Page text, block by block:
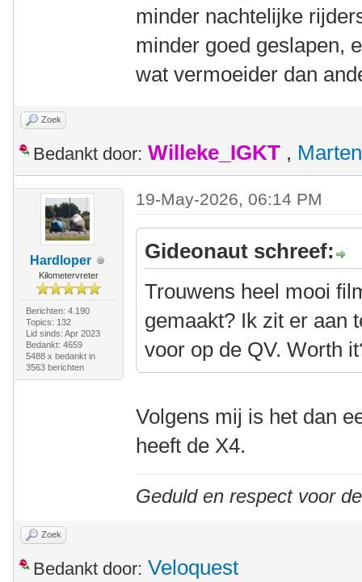
minder nachtelijke
minder goed geslapen,
wat vermoeider dan
Zoek
Bedankt door: Willeke_IGKT , Marten
Hardloper
Kilometervreter
Berichten: 4.190
Topics: 132
Lid sinds: Apr 2023
Bedankt: 4659
5488 x bedankt in
3563 berichten
19-May-2026, 06:14 PM
Gideonaut schreef:
Trouwens heel mooi
gemaakt? Ik zit er aan
voor op de QV. Worth
Volgens mij is het dan
heeft de X4.
Geduld en respect voor
Zoek
Bedankt door: Veloquest